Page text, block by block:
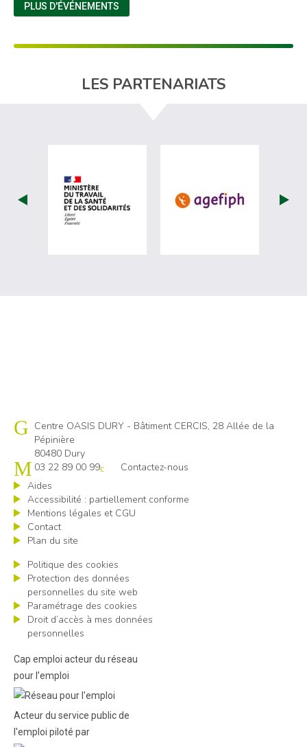
PLUS D'ÉVÉNEMENTS
LES PARTENARIATS
visiter les site de Ministère du travail
visiter les
Cap emploi 80
Centre OASIS DURY - Bâtiment CERCIS, 28 Allée de la
Pépinière
80480 Dury
03 22 89 00 99
Contactez-nous
Aides
Accessibilité : partiellement conforme
Mentions légales et CGU
Contact
Plan du site
Politique des cookies
Protection des données
personnelles du site web
Paramétrage des cookies
Droit d’accès à mes données
personnelles
Cap emploi acteur du réseau
pour l’emploi
Acteur du service public de
l'emploi piloté par